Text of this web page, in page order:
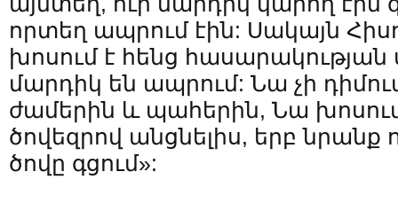
որտեղ ապրում էին: Սակայն
խոսում է հենց հասարակության
մարդիկ են ապրում: Նա չի
ժամերին և պահերին, Նա խոսում
ծովեզրով անցնելիս, երբ նրանք
ծովը գցում»: